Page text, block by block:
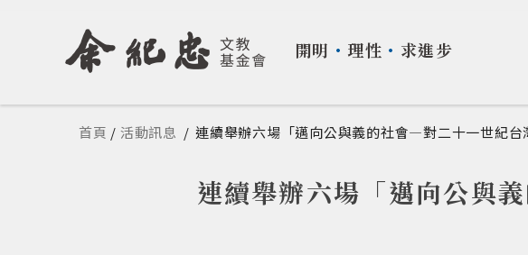
開明 ・ 理性 ・ 求進步
您在這裡
首頁 / 活動訊息 / 連續舉辦六場「邁向公與義的社會—對二十一世紀台
連續舉辦六場「邁向公與